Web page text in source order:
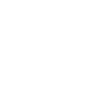
vous partager ma